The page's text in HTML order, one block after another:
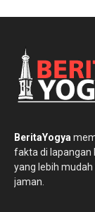
BeritaYogya
fakta di lapangan
yang lebih
jaman.